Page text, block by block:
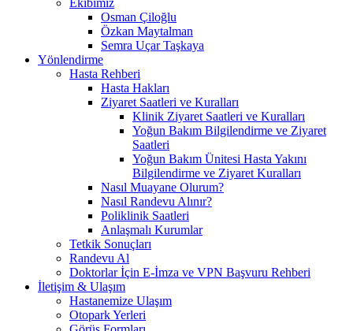
Osman Çiloğlu
Özkan Maytalman
Semra Uçar Taşkaya
Yönlendirme
Hasta Rehberi
Hasta Hakları
Ziyaret Saatleri ve Kuralları
Klinik Ziyaret Saatleri ve Kuralları
Yoğun Bakım Bilgilendirme ve Ziyaret
Saatleri
Yoğun Bakım Ünitesi Hasta Yakını
Bilgilendirme ve Ziyaret Kuralları
Nasıl Muayane Olurum?
Nasıl Randevu Alınır?
Poliklinik Saatleri
Anlaşmalı Kurumlar
Tetkik Sonuçları
Randevu Al
Doktorlar İçin E-İmza ve VPN Başvuru Rehberi
İletişim & Ulaşım
Hastanemize Ulaşım
Otopark Yerleri